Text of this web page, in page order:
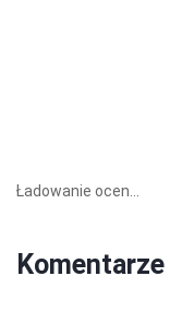
Ładowanie ocen...
Komentarze